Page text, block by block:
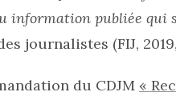
information publiée qui
journalistes (FIJ,
du CDJM «